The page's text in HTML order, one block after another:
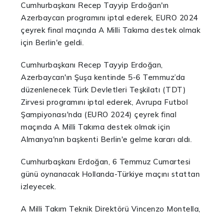
Cumhurbaşkanı Recep Tayyip Erdoğan'ın
Azerbaycan programını iptal ederek, EURO 2024
çeyrek final maçında A Milli Takıma destek olmak
için Berlin'e geldi.
Cumhurbaşkanı Recep Tayyip Erdoğan,
Azerbaycan'ın Şuşa kentinde 5-6 Temmuz’da
düzenlenecek Türk Devletleri Teşkilatı (TDT)
Zirvesi programını iptal ederek, Avrupa Futbol
Şampiyonası'nda (EURO 2024) çeyrek final
maçında A Milli Takıma destek olmak için
Almanya'nın başkenti Berlin'e gelme kararı aldı.
Cumhurbaşkanı Erdoğan, 6 Temmuz Cumartesi
günü oynanacak Hollanda-Türkiye maçını stattan
izleyecek.
A Milli Takım Teknik Direktörü Vincenzo Montella,